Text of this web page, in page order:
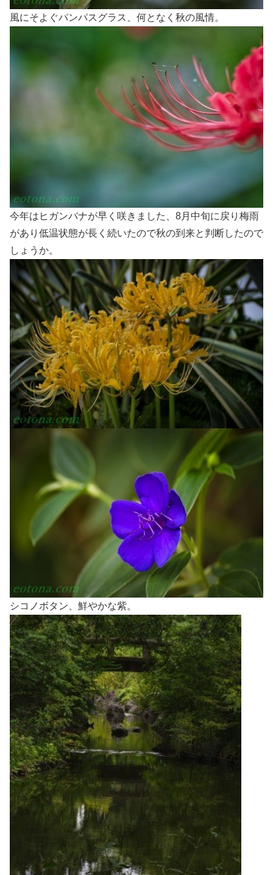
風にそよぐパンパスグラス、何となく秋の風情。
今年はヒガンバナが早く咲きました、8月中旬に戻り梅雨
があり低温状態が長く続いたので秋の到来と判断したので
しょうか。
シコノボタン、鮮やかな紫。